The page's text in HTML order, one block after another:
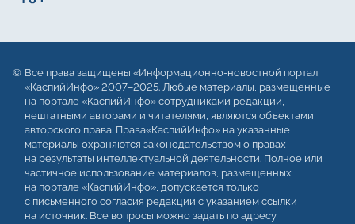
Все права защищены «Информационно-новостной портал
«КаспийИнфо» 2007–2025. Любые материалы, размещенные
на портале «КаспийИнфо» сотрудниками редакции,
нештатными авторами и читателями, являются объектами
авторского права. Права«КаспийИнфо» на указанные
материалы охраняются законодательством о правах
на результаты интеллектуальной деятельности. Полное или
частичное использование материалов, размещенных
на портале «КаспийИнфо», допускается только
с письменного согласия редакции с указанием ссылки
на источник. Все вопросы можно задать по адресу